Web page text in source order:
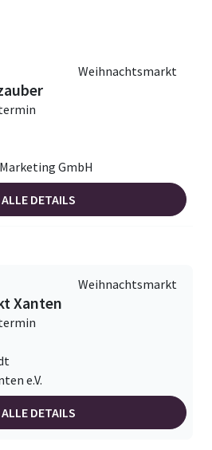
Weihnachtsmarkt
GmbH
ALLE DETAILS
Weihnachtsmarkt
Xanten
e.V.
ALLE DETAILS